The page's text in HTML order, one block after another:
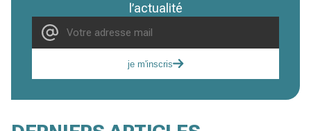
l’actualité
je m'inscris